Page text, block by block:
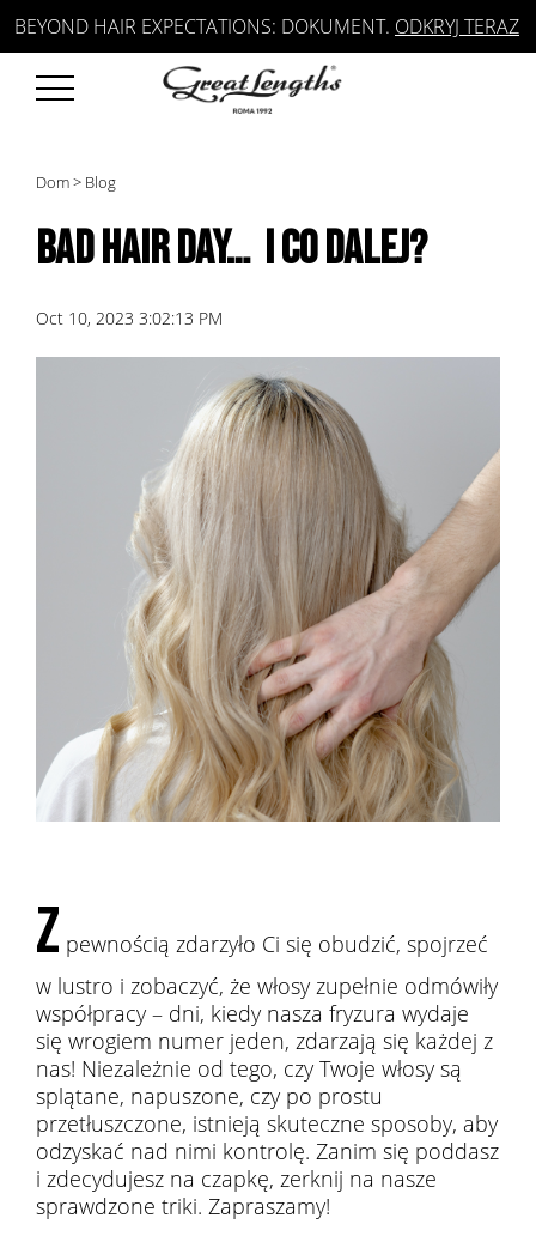
BEYOND HAIR EXPECTATIONS: DOKUMENT. ODKRYJ TERAZ
Dom> Blog
BAD HAIR DAY… I CO DALEJ?
Oct 10, 2023 3:02:13 PM
Z pewnością zdarzyło Ci się obudzić, spojrzeć
w lustro i zobaczyć, że włosy zupełnie odmówiły
współpracy – dni, kiedy nasza fryzura wydaje
się wrogiem numer jeden, zdarzają się każdej z
nas! Niezależnie od tego, czy Twoje włosy są
splątane, napuszone, czy po prostu
przetłuszczone, istnieją skuteczne sposoby, aby
odzyskać nad nimi kontrolę. Zanim się poddasz
i zdecydujesz na czapkę, zerknij na nasze
sprawdzone triki. Zapraszamy!